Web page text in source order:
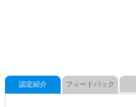
認定紹介 フィードバック